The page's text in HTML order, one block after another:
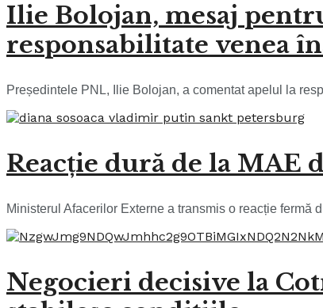
Ilie Bolojan, mesaj
responsabilitate venea
Președintele PNL, Ilie Bolojan, a comentat apelul la
Reacție dură de la MAE
Ministerul Afacerilor Externe a transmis o reacție
Negocieri decisive la